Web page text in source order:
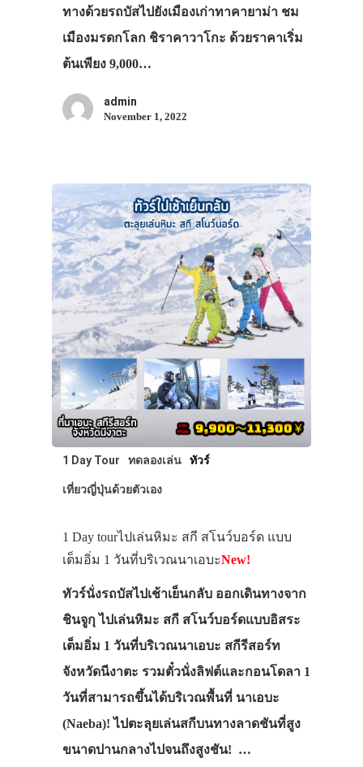
ทางด้วยรถบัสไปยังเมืองเก่าทาคายาม่า ชม
เมืองมรดกโลก ชิราคาวาโกะ ด้วยราคาเริ่ม
ต้นเพียง 9,000…
admin
November 1, 2022
1 Day Tour ทดลองเล่น ทัวร์
เที่ยวญี่ปุ่นด้วยตัวเอง
1 Day tourไปเล่นหิมะ สกี สโนว์บอร์ด แบบ
เต็มอิ่ม 1 วันที่บริเวณนาเอบะNew!
ทัวร์นั่งรถบัสไปเช้าเย็นกลับ ออกเดินทางจาก
ชินจูกุ ไปเล่นหิมะ สกี สโนว์บอร์ดแบบอิสระ
เต็มอิ่ม 1 วันที่บริเวณนาเอบะ สกีรีสอร์ท
จังหวัดนีงาตะ รวมตั๋วนั่งลิฟต์และกอนโดลา 1
วันที่สามารถขึ้นได้บริเวณพื้นที่ นาเอบะ
(Naeba)! ไปตะลุยเล่นสกีบนทางลาดชันที่สูง
ขนาดปานกลางไปจนถึงสูงชัน! …
ประเทศญี่ปุ่น
เที่ยวญี่ปุ่นด้ว